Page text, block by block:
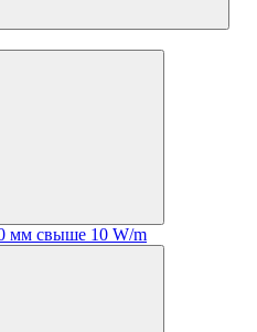
мм свыше 10 W/m